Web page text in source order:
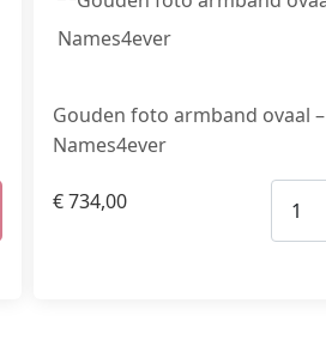
Gouden foto armband ovaal –
Names4ever
€734,00